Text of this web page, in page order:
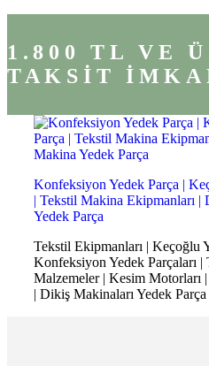
1.800 TL VE
TAKSİT
Konfeksiyon Yedek Parça |
| Tekstil Makina Ekipmanları |
Yedek Parça
Tekstil Ekipmanları | Keçoğlu
Konfeksiyon Yedek Parçaları |
Malzemeler | Kesim Motorları
| Dikiş Makinaları Yedek Parça